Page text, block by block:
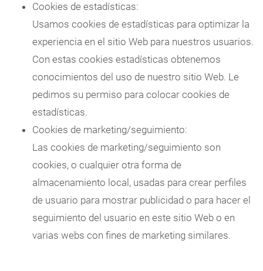
Cookies de estadísticas:
Usamos cookies de estadísticas para optimizar la
experiencia en el sitio Web para nuestros usuarios.
Con estas cookies estadísticas obtenemos
conocimientos del uso de nuestro sitio Web. Le
pedimos su permiso para colocar cookies de
estadísticas.
Cookies de marketing/seguimiento:
Las cookies de marketing/seguimiento son
cookies, o cualquier otra forma de
almacenamiento local, usadas para crear perfiles
de usuario para mostrar publicidad o para hacer el
seguimiento del usuario en este sitio Web o en
varias webs con fines de marketing similares.